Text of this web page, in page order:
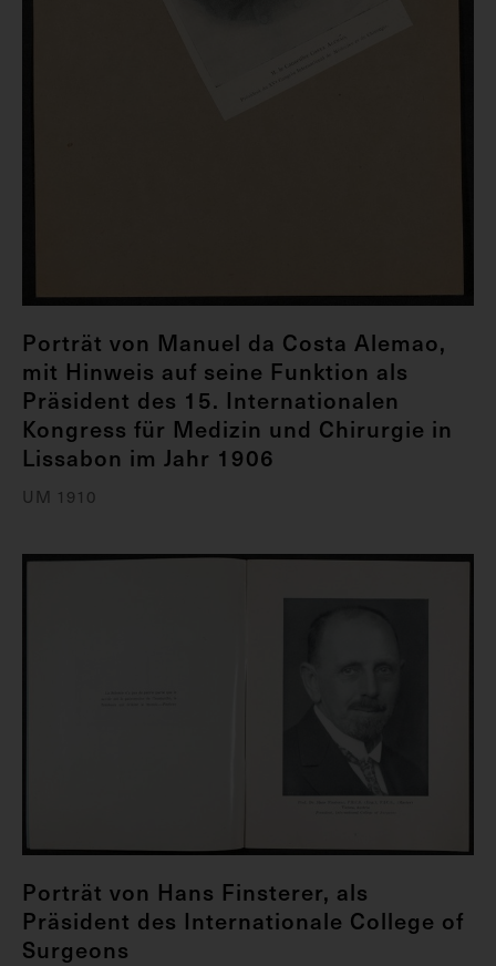
Porträt von Manuel da Costa Alemao,
mit Hinweis auf seine Funktion als
Präsident des 15. Internationalen
Kongress für Medizin und Chirurgie in
Lissabon im Jahr 1906
UM 1910
Porträt von Hans Finsterer, als
Präsident des Internationale College of
Surgeons